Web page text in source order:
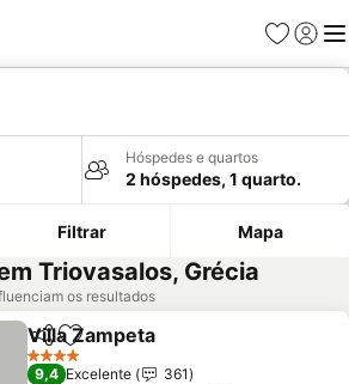
Favoritos
Iniciar
Hóspedes e quartos
2 hóspedes, 1 quarto.
Filtrar Mapa
Triovasalos, Grécia
os resultados
PartilharAdicionar aos favoritos
Villa Zampeta
4 Estrelas
9,4 Excelente
361